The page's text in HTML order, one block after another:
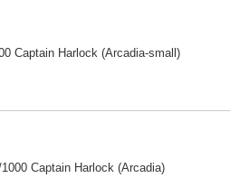
Captain Harlock (Arcadia-small)
Captain Harlock (Arcadia)